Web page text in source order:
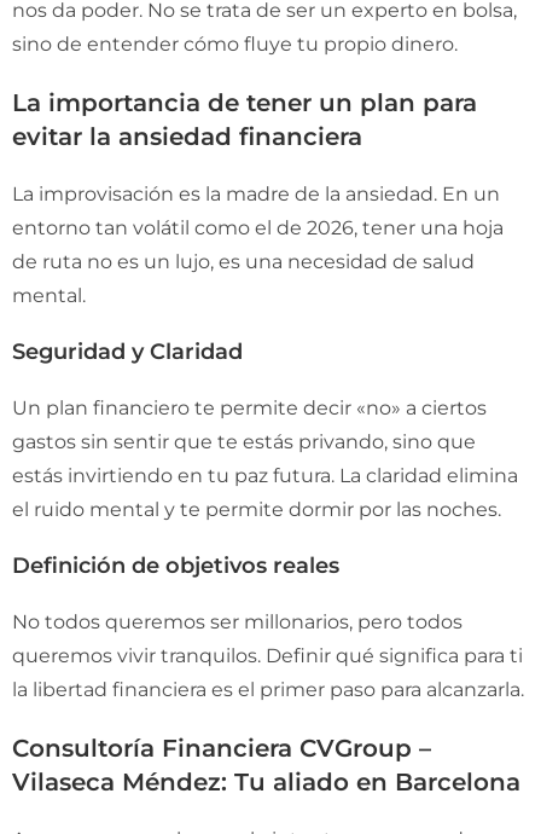
nos da poder. No se trata de ser un experto en bolsa,
sino de entender cómo fluye tu propio dinero.
La importancia de tener un plan para
evitar la ansiedad financiera
La improvisación es la madre de la ansiedad. En un
entorno tan volátil como el de 2026, tener una hoja
de ruta no es un lujo, es una necesidad de salud
mental.
Seguridad y Claridad
Un plan financiero te permite decir «no» a ciertos
gastos sin sentir que te estás privando, sino que
estás invirtiendo en tu paz futura. La claridad elimina
el ruido mental y te permite dormir por las noches.
Definición de objetivos reales
No todos queremos ser millonarios, pero todos
queremos vivir tranquilos. Definir qué significa para ti
la libertad financiera es el primer paso para alcanzarla.
Consultoría Financiera CVGroup –
Vilaseca Méndez: Tu aliado en Barcelona